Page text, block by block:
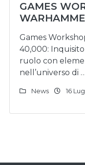
GAMES
Games
40,000:
ruolo con
nell’universo di …
News 16